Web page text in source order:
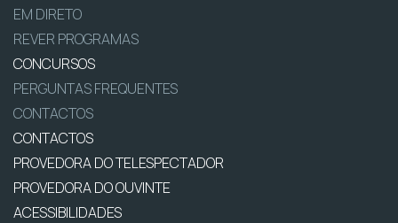
EM DIRETO
REVER PROGRAMAS
CONCURSOS
PERGUNTAS FREQUENTES
CONTACTOS
CONTACTOS
PROVEDORA DO TELESPECTADOR
PROVEDORA DO OUVINTE
ACESSIBILIDADES